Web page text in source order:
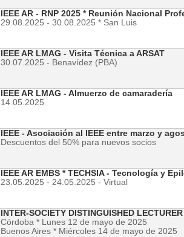
IEEE AR - RNP 2025 * Reunión Nacional
29.08.2025 - 30.08.2025 * San Luis
IEEE AR LMAG - Visita Técnica a ARSAT
30.07.2025 - Benavídez (PBA)
IEEE AR LMAG - Almuerzo de camaradería
14.05.2025
IEEE - Asociación al IEEE entre marzo y
Descuentos del 50% para nuevos socios
IEEE AR EMBS * TECHSIA - Tecnología y
23.05.2025 - 24.05.2025 - Virtual
INTER-SOCIETY DISTINGUISHED
Córdoba * Lunes 12 de mayo de 2025
Buenos Aires * Miércoles 14 de mayo de 2025